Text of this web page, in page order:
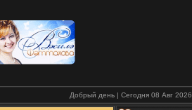
Добрый день | Сегодня 08 Авг 2026